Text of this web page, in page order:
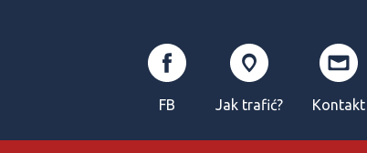
FB Jak trafić? Kontakt